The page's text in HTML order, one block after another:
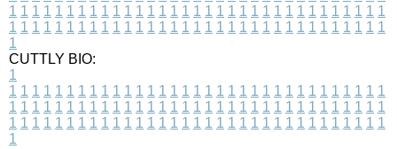
1 1 1 1 1 1 1 1 1 1 1 1 1 1 1 1 1 1 1 1 1 1 1 1 1 1 1 1 1 1 1 1 1
1 1 1 1 1 1 1 1 1 1 1 1 1 1 1 1 1 1 1 1 1 1 1 1 1 1 1 1 1 1 1 1 1
1
CUTTLY BIO:
1
1 1 1 1 1 1 1 1 1 1 1 1 1 1 1 1 1 1 1 1 1 1 1 1 1 1 1 1 1 1 1 1 1
1 1 1 1 1 1 1 1 1 1 1 1 1 1 1 1 1 1 1 1 1 1 1 1 1 1 1 1 1 1 1 1 1
1 1 1 1 1 1 1 1 1 1 1 1 1 1 1 1 1 1 1 1 1 1 1 1 1 1 1 1 1 1 1 1 1
1